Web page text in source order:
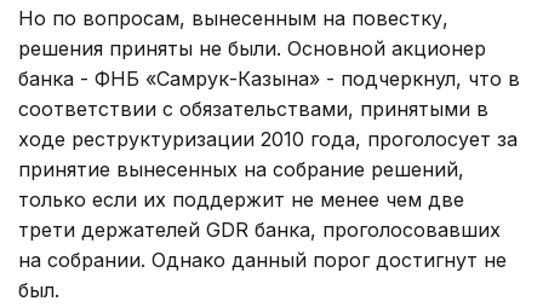
Но по вопросам, вынесенным на повестку,
решения приняты не были. Основной акционер
банка - ФНБ «Самрук-Казына» - подчеркнул, что в
соответствии с обязательствами, принятыми в
ходе реструктуризации 2010 года, проголосует за
принятие вынесенных на собрание решений,
только если их поддержит не менее чем две
трети держателей GDR банка, проголосовавших
на собрании. Однако данный порог достигнут не
был.